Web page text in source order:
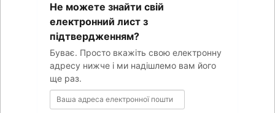
Не можете знайти свій
електронний лист з
підтвердженням?
Буває. Просто вкажіть свою електронну
адресу нижче і ми надішлемо вам його
ще раз.
адреса
електронної
пошти